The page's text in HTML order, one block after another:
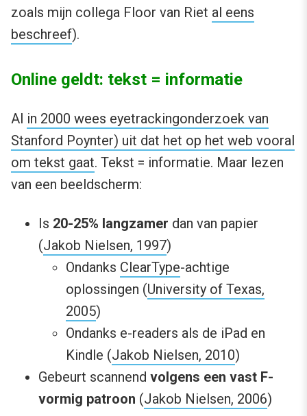
zoals mijn collega Floor van Riet al eens
beschreef).
Online geldt: tekst = informatie
Al in 2000 wees eyetrackingonderzoek van
Stanford Poynter) uit dat het op het web vooral
om tekst gaat. Tekst = informatie. Maar lezen
van een beeldscherm:
Is 20-25% langzamer dan van papier
(Jakob Nielsen, 1997)
Ondanks ClearType-achtige
oplossingen (University of Texas,
2005)
Ondanks e-readers als de iPad en
Kindle (Jakob Nielsen, 2010)
Gebeurt scannend volgens een vast F-
vormig patroon (Jakob Nielsen, 2006)